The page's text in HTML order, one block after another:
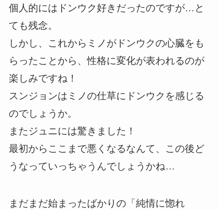
個人的にはドンウク好きだったのですが…と
ても残念。
しかし、これからミノがドンウクの心臓をも
らったことから、性格に変化が表われるのが
楽しみですね！
スンジョンはミノの仕草にドンウクを感じる
のでしょうか。
またジュニには驚きました！
最初からここまで悪くなるなんて、この後ど
うなっていっちゃうんでしょうかね…
まだまだ始まったばかりの「純情に惚れ